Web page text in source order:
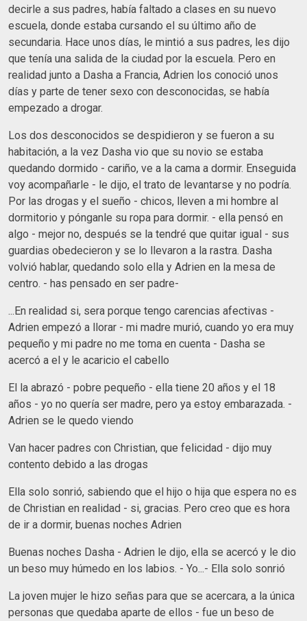
decirle a sus padres, había faltado a clases en su nuevo
escuela, donde estaba cursando el su último año de
secundaria. Hace unos días, le mintió a sus padres, les dijo
que tenía una salida de la ciudad por la escuela. Pero en
realidad junto a Dasha a Francia, Adrien los conoció unos
días y parte de tener sexo con desconocidas, se había
empezado a drogar.
Los dos desconocidos se despidieron y se fueron a su
habitación, a la vez Dasha vio que su novio se estaba
quedando dormido - cariño, ve a la cama a dormir. Enseguida
voy acompañarle - le dijo, el trato de levantarse y no podría.
Por las drogas y el sueño - chicos, lleven a mi hombre al
dormitorio y pónganle su ropa para dormir. - ella pensó en
algo - mejor no, después se la tendré que quitar igual - sus
guardias obedecieron y se lo llevaron a la rastra. Dasha
volvió hablar, quedando solo ella y Adrien en la mesa de
centro. - has pensado en ser padre-
...En realidad si, sera porque tengo carencias afectivas -
Adrien empezó a llorar - mi madre murió, cuando yo era muy
pequeño y mi padre no me toma en cuenta - Dasha se
acercó a el y le acaricio el cabello
El la abrazó - pobre pequeño - ella tiene 20 años y el 18
años - yo no quería ser madre, pero ya estoy embarazada. -
Adrien se le quedo viendo
Van hacer padres con Christian, que felicidad - dijo muy
contento debido a las drogas
Ella solo sonrió, sabiendo que el hijo o hija que espera no es
de Christian en realidad - si, gracias. Pero creo que es hora
de ir a dormir, buenas noches Adrien
Buenas noches Dasha - Adrien le dijo, ella se acercó y le dio
un beso muy húmedo en los labios. - Yo...- Ella solo sonrió
La joven mujer le hizo señas para que se acercara, a la única
personas que quedaba aparte de ellos - fue un beso de